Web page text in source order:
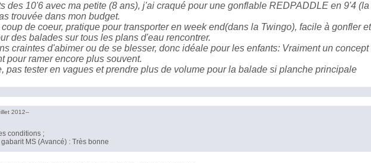
des 10'6 avec ma petite (8 ans), j'ai craqué pour une gonflable REDPADDLE en 9'4 (la
trouvée dans mon budget.
de coeur, pratique pour transporter en week end(dans la Twingo), facile à gonfler et
des balades sur tous les plans d'eau rencontrer.
craintes d'abimer ou de se blesser, donc idéale pour les enfants: Vraiment un concept
pour ramer encore plus souvent.
pas tester en vagues et prendre plus de volume pour la balade si planche principale
2012--
conditions ;
MS (Avancé) : Très bonne